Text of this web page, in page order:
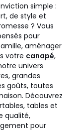
simple :
de style et
? Vous
pour
aménager
votre canapé,
univers
grandes
goûts, toutes
Découvrez
tables et
qualité,
pour